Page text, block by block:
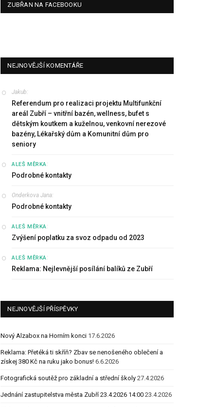
ZUBŘAN NA FACEBOOKU
NEJNOVĚJŠÍ KOMENTÁŘE
Jakub:
Referendum pro realizaci projektu Multifunkční
areál Zubří – vnitřní bazén, wellness, bufet s
dětským koutkem a kuželnou, venkovní nerezové
bazény, Lékařský dům a Komunitní dům pro
seniory
ALEŠ MĚRKA:
Podrobné kontakty
Onderkova Jana:
Podrobné kontakty
ALEŠ MĚRKA:
Zvýšení poplatku za svoz odpadu od 2023
ALEŠ MĚRKA:
Reklama: Nejlevnější posílání balíků ze Zubří
NEJNOVĚJŠÍ PŘÍSPĚVKY
Nový Alzabox na Horním konci 17.6.2026
Reklama: Přetéká ti skříň? Zbav se nenošeného oblečení a
získej 380 Kč na ruku jako bonus! 6.6.2026
Fotografická soutěž pro základní a střední školy 27.4.2026
Jednání zastupitelstva města Zubří 23.4.2026 14:00 23.4.2026